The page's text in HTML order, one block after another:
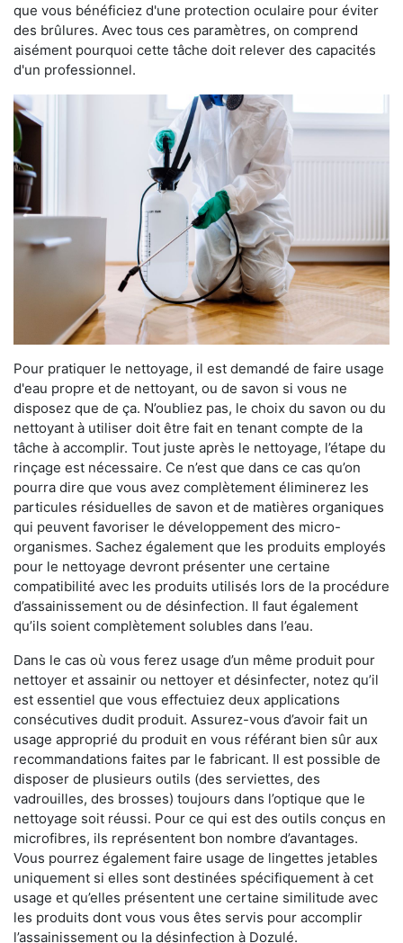
que vous bénéficiez d'une protection oculaire pour éviter
des brûlures. Avec tous ces paramètres, on comprend
aisément pourquoi cette tâche doit relever des capacités
d'un professionnel.
Pour pratiquer le nettoyage, il est demandé de faire usage
d'eau propre et de nettoyant, ou de savon si vous ne
disposez que de ça. N’oubliez pas, le choix du savon ou du
nettoyant à utiliser doit être fait en tenant compte de la
tâche à accomplir. Tout juste après le nettoyage, l’étape du
rinçage est nécessaire. Ce n’est que dans ce cas qu’on
pourra dire que vous avez complètement éliminerez les
particules résiduelles de savon et de matières organiques
qui peuvent favoriser le développement des micro-
organismes. Sachez également que les produits employés
pour le nettoyage devront présenter une certaine
compatibilité avec les produits utilisés lors de la procédure
d’assainissement ou de désinfection. Il faut également
qu’ils soient complètement solubles dans l’eau.
Dans le cas où vous ferez usage d’un même produit pour
nettoyer et assainir ou nettoyer et désinfecter, notez qu’il
est essentiel que vous effectuiez deux applications
consécutives dudit produit. Assurez-vous d’avoir fait un
usage approprié du produit en vous référant bien sûr aux
recommandations faites par le fabricant. Il est possible de
disposer de plusieurs outils (des serviettes, des
vadrouilles, des brosses) toujours dans l’optique que le
nettoyage soit réussi. Pour ce qui est des outils conçus en
microfibres, ils représentent bon nombre d’avantages.
Vous pourrez également faire usage de lingettes jetables
uniquement si elles sont destinées spécifiquement à cet
usage et qu’elles présentent une certaine similitude avec
les produits dont vous vous êtes servis pour accomplir
l’assainissement ou la désinfection à Dozulé.